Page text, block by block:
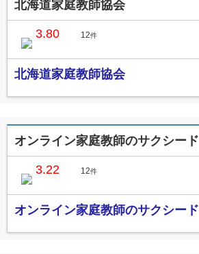
北海道家庭教師協会
3.80 12件
北海道家庭教師協会
オンライン家庭教師のサクシード
3.22 12件
オンライン家庭教師のサクシード